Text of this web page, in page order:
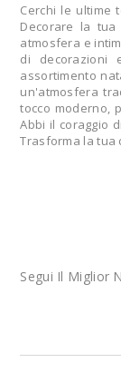
Cerchi le ultime
Decorare la
atmosfera e
di decorazioni
assortimento
un'atmosfera
tocco moderno,
Abbi il coraggio
Trasforma la tua
Segui Il Miglior